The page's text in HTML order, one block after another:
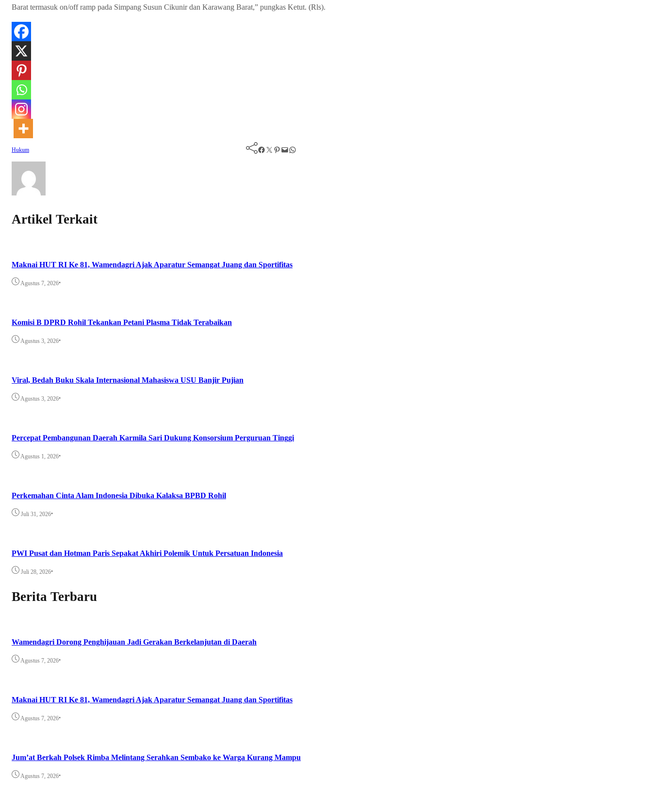
Barat termasuk on/off ramp pada Simpang Susun Cikunir dan Karawang Barat,” pungkas Ketut. (Rls).
Hukum Facebook Twitter Pinterest Mail WhatsApp
Artikel Terkait
Maknai HUT RI Ke 81, Wamendagri Ajak Aparatur Semangat Juang dan Sportifitas
Agustus 7, 2026•
Komisi B DPRD Rohil Tekankan Petani Plasma Tidak Terabaikan
Agustus 3, 2026•
Viral, Bedah Buku Skala Internasional Mahasiswa USU Banjir Pujian
Agustus 3, 2026•
Percepat Pembangunan Daerah Karmila Sari Dukung Konsorsium Perguruan Tinggi
Agustus 1, 2026•
Perkemahan Cinta Alam Indonesia Dibuka Kalaksa BPBD Rohil
Juli 31, 2026•
PWI Pusat dan Hotman Paris Sepakat Akhiri Polemik Untuk Persatuan Indonesia
Juli 28, 2026•
Berita Terbaru
Wamendagri Dorong Penghijauan Jadi Gerakan Berkelanjutan di Daerah
Agustus 7, 2026•
Maknai HUT RI Ke 81, Wamendagri Ajak Aparatur Semangat Juang dan Sportifitas
Agustus 7, 2026•
Jum’at Berkah Polsek Rimba Melintang Serahkan Sembako ke Warga Kurang Mampu
Agustus 7, 2026•